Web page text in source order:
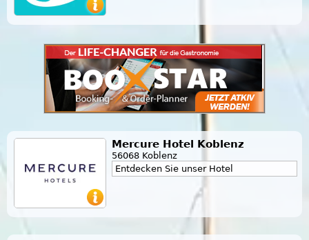
Mercure Hotel Koblenz
56068 Koblenz
Entdecken Sie unser Hotel